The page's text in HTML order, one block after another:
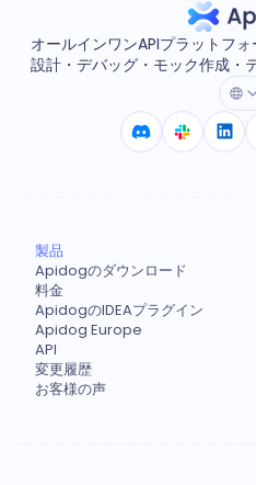
オールインワンAPIプラットフォ
設計・デバッグ・モック作成・
製品
Apidogのダウンロード
料金
ApidogのIDEAプラグイン
Apidog Europe
API
変更履歴
お客様の声